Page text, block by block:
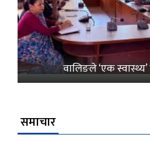
वालिङले ‘एक स्वास्थ्य’
समाचार